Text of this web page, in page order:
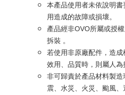
本產品使用者未依說明
用造成的故障或損壞。
產品經非OVO所屬或授
拆裝 。
若使用非原廠配件，造
效用、品質時，則屬人為
非可歸責於產品材料製
震、水災、火災、颱風